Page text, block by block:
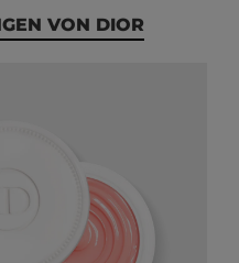
überspringen
VON DIOR